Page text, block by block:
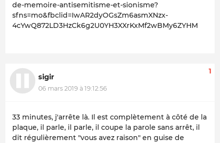
de-memoire-antisemitisme-et-sionisme?
sfns=mo&fbclid=IwAR2dyOGsZm6asmXNzx-
4cYwQ872LD3HzCk6g2U0YH3XXrKxMf2wBMy6ZYHM
sigir
06 mars 2019 à 19:12:56
1
33 minutes, j'arrête là. Il est complètement à côté de la
plaque, il parle, il parle, il coupe la parole sans arrêt, il
dit régulièrement "vous avez raison" en guise de